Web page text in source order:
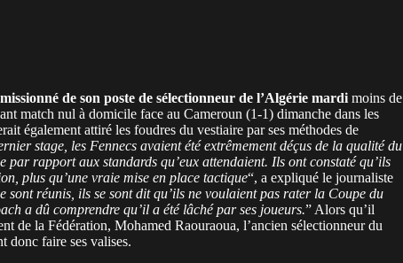
de son poste de sélectionneur de l’Algérie mardi moins de
match nul à domicile face au Cameroun (1-1) dimanche dans les
également attiré les foudres du vestiaire par ses méthodes de
stage, les Fennecs avaient été extrêmement déçus de la qualité du
par rapport aux standards qu’eux attendaient. Ils ont constaté qu’ils
plus qu’une vraie mise en place tactique“, a expliqué le journaliste
sont réunis, ils se sont dit qu’ils ne voulaient pas rater la Coupe du
a dû comprendre qu’il a été lâché par ses joueurs.” Alors qu’il
de la Fédération, Mohamed Raouraoua, l’ancien sélectionneur du
donc faire ses valises.